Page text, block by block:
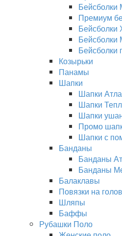
Бейсболки
Премиум
Бейсболки
Бейсболки
Бейсболки
Козырьки
Панамы
Шапки
Шапки
Шапки
Шапки
Промо
Шапки с
Банданы
Банданы
Банданы
Балаклавы
Повязки на
Шляпы
Баффы
Рубашки Поло